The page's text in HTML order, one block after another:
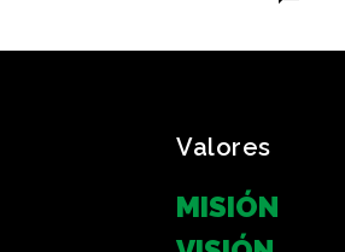
Valores
MISIÓN